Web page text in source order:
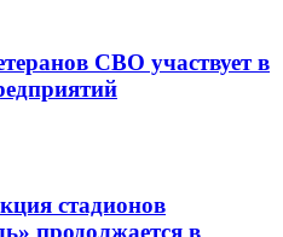
СВО участвует в
стадионов
продолжается в